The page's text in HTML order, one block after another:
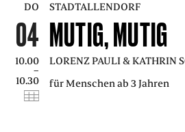
KONTAKT
THEATER & SCHULE
PODCAST
PRESSE
DO
04
10.00
–
10.30
STADTALLENDORF
MUTIG, MUTIG
LORENZ PAULI & KATHRIN
für Menschen ab 3 Jahren